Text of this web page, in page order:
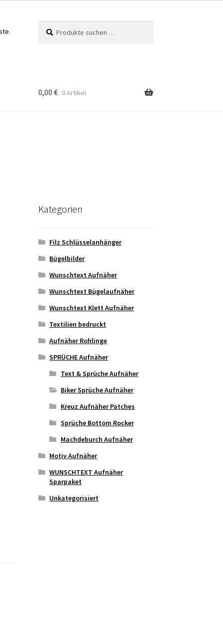
nach:
0,00 € 0 Artikel
Kategorien
Filz Schlüsselanhänger
Bügelbilder
Wunschtext Aufnäher
Wunschtext Bügelaufnäher
Wunschtext Klett Aufnäher
Textilien bedruckt
Aufnäher Rohlinge
SPRÜCHE Aufnäher
Text & Sprüche Aufnäher
Biker Sprüche Aufnäher
Kreuz Aufnäher Patches
Sprüche Bottom Rocker
Machdeburch Aufnäher
Motiv Aufnäher
WUNSCHTEXT Aufnäher
Sparpaket
Unkategorisiert